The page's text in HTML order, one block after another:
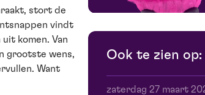
stort de
vindt
komen. Van
grootste wens,
Want
Ook te zien op:
zaterdag 27 maart